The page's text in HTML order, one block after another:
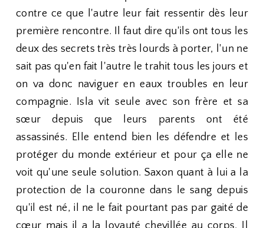
contre ce que l'autre leur fait ressentir dès leur
première rencontre. Il faut dire qu'ils ont tous les
deux des secrets très très lourds à porter, l'un ne
sait pas qu'en fait l'autre le trahit tous les jours et
on va donc naviguer en eaux troubles en leur
compagnie. Isla vit seule avec son frère et sa
sœur depuis que leurs parents ont été
assassinés. Elle entend bien les défendre et les
protéger du monde extérieur et pour ça elle ne
voit qu'une seule solution. Saxon quant à lui a la
protection de la couronne dans le sang depuis
qu'il est né, il ne le fait pourtant pas par gaité de
cœur mais il a la loyauté chevillée au corps. Il